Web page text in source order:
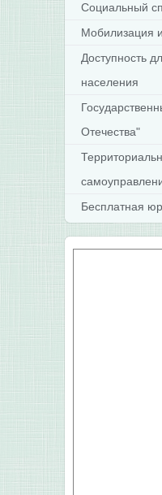
Социальный
Мобилизация
Доступность
населения
Отечества"
Бесплатная